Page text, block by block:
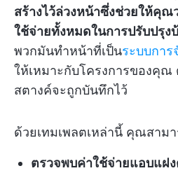
สร้างไว้ล่วงหน้าซึ่งช่วยให้คุ
ใช้จ่ายทั้งหมดในการปรับปรุ
พวกมันทำหน้าที่เป็นระบบการ
ให้เหมาะกับโครงการของคุ
สตางค์จะถูกบันทึกไว้
ด้วยเทมเพลตเหล่านี้ คุณสาม
ตรวจพบค่าใช้จ่ายแอบแฝ